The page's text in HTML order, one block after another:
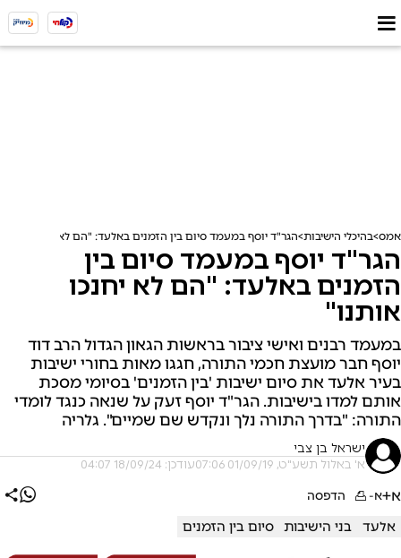
אמס בהיכלי הישיבות הגר"ד יוסף במעמד סיום בין הזמנים באלעד: "הם לא יחנכו
הגר"ד יוסף במעמד סיום בין
הזמנים באלעד: "הם לא יחנכו
אותנו"
במעמד רבנים ואישי ציבור בראשות הגאון הגדול הרב דוד
יוסף חבר מועצת חכמי התורה, חגגו מאות בחורי ישיבות
בעיר אלעד את סיום ישיבות 'בין הזמנים' בסיומי מסכת
אותם למדו בישיבות. הגר"ד יוסף זעק על שנאה כנגד לומדי
התורה: "בדרך התורה נלך ונקדש שם שמיים". גלריה
ישראל בן צבי
א' באלול תשע"ט, 01/09/19 07:06 עודכן: 18/09/24 04:07
א+א- הדפסה
אלעד בני הישיבות סיום בין הזמנים